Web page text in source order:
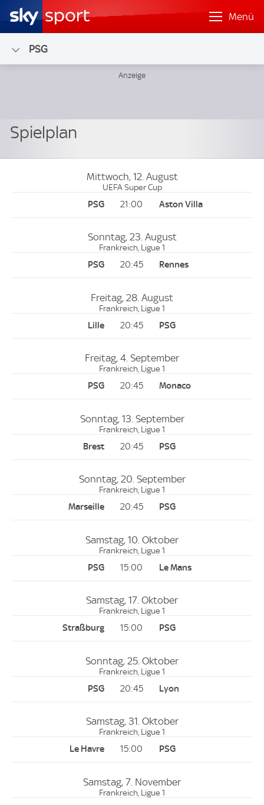
Menü
PSG
Mittwoch, 12. August
UEFA Super Cup
21:00
Sonntag, 23. August
Frankreich, Ligue 1
20:45
Freitag, 28. August
Frankreich, Ligue 1
20:45
Freitag, 4. September
Frankreich, Ligue 1
20:45
Sonntag, 13. September
Frankreich, Ligue 1
20:45
Sonntag, 20. September
Frankreich, Ligue 1
20:45
Samstag, 10. Oktober
Frankreich, Ligue 1
15:00
Samstag, 17. Oktober
Frankreich, Ligue 1
15:00
Sonntag, 25. Oktober
Frankreich, Ligue 1
20:45
Samstag, 31. Oktober
Frankreich, Ligue 1
15:00
Samstag, 7. November
Frankreich, Ligue 1